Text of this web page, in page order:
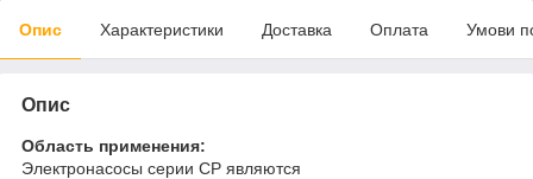
Опис Характеристики Доставка Оплата Умови
Опис
Область применения:
Электронасосы серии CP являются